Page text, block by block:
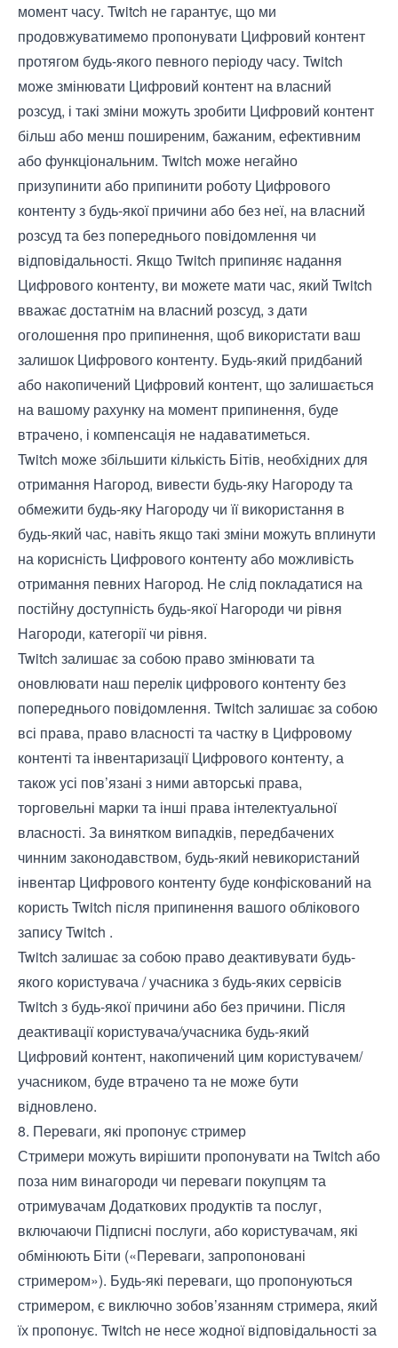
момент часу. Twitch не гарантує, що ми
продовжуватимемо пропонувати Цифровий контент
протягом будь-якого певного періоду часу. Twitch
може змінювати Цифровий контент на власний
розсуд, і такі зміни можуть зробити Цифровий контент
більш або менш поширеним, бажаним, ефективним
або функціональним. Twitch може негайно
призупинити або припинити роботу Цифрового
контенту з будь-якої причини або без неї, на власний
розсуд та без попереднього повідомлення чи
відповідальності. Якщо Twitch припиняє надання
Цифрового контенту, ви можете мати час, який Twitch
вважає достатнім на власний розсуд, з дати
оголошення про припинення, щоб використати ваш
залишок Цифрового контенту. Будь-який придбаний
або накопичений Цифровий контент, що залишається
на вашому рахунку на момент припинення, буде
втрачено, і компенсація не надаватиметься.
Twitch може збільшити кількість Бітів, необхідних для
отримання Нагород, вивести будь-яку Нагороду та
обмежити будь-яку Нагороду чи її використання в
будь-який час, навіть якщо такі зміни можуть вплинути
на корисність Цифрового контенту або можливість
отримання певних Нагород. Не слід покладатися на
постійну доступність будь-якої Нагороди чи рівня
Нагороди, категорії чи рівня.
Twitch залишає за собою право змінювати та
оновлювати наш перелік цифрового контенту без
попереднього повідомлення. Twitch залишає за собою
всі права, право власності та частку в Цифровому
контенті та інвентаризації Цифрового контенту, а
також усі пов’язані з ними авторські права,
торговельні марки та інші права інтелектуальної
власності. За винятком випадків, передбачених
чинним законодавством, будь-який невикористаний
інвентар Цифрового контенту буде конфіскований на
користь Twitch після припинення вашого облікового
запису Twitch .
Twitch залишає за собою право деактивувати будь-
якого користувача / учасника з будь-яких сервісів
Twitch з будь-якої причини або без причини. Після
деактивації користувача/учасника будь-який
Цифровий контент, накопичений цим користувачем/
учасником, буде втрачено та не може бути
відновлено.
8. Переваги, які пропонує стример
Стримери можуть вирішити пропонувати на Twitch або
поза ним винагороди чи переваги покупцям та
отримувачам Додаткових продуктів та послуг,
включаючи Підписні послуги, або користувачам, які
обмінюють Біти («Переваги, запропоновані
стримером»). Будь-які переваги, що пропонуються
стримером, є виключно зобов’язанням стримера, який
їх пропонує. Twitch не несе жодної відповідальності за